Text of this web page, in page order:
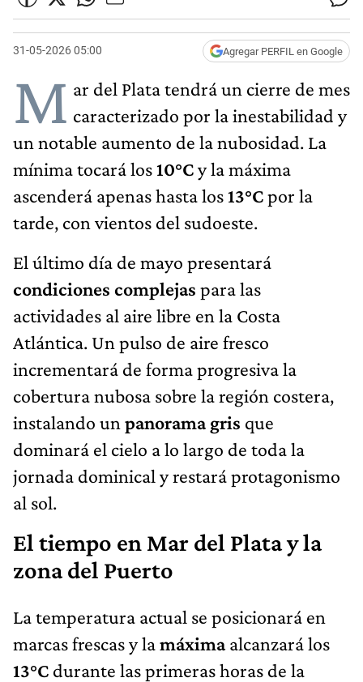
31-05-2026 05:00 Agregar PERFIL en Google
M ar del Plata tendrá un cierre de mes
caracterizado por la inestabilidad y
un notable aumento de la nubosidad. La
mínima tocará los10°Cy la máxima
ascenderá apenas hasta los13°Cpor la
tarde, con vientos del sudoeste.
El último día de mayo presentará
condiciones complejas para las
actividades al aire libre en la Costa
Atlántica. Un pulso de aire fresco
incrementará de forma progresiva la
cobertura nubosa sobre la región costera,
instalando un panorama gris que
dominará el cielo a lo largo de toda la
jornada dominical y restará protagonismo
al sol.
El tiempo en Mar del Plata y la
zona del Puerto
La temperatura actual se posicionará en
marcas frescas y lamáximaalcanzará los
13°C durante las primeras horas de la